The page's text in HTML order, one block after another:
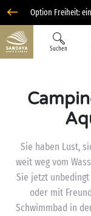
Option Freiheit:
Suchen
Sie haben Lust,
weit weg vom
Sie jetzt
oder mit
Schwimmbad in